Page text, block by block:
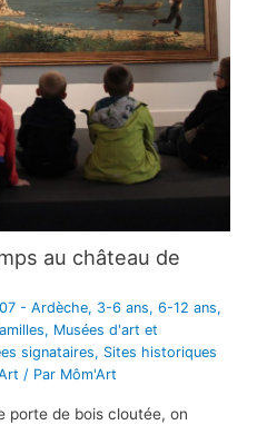
au château de
07 - Ardèche, 3-6 ans, 6-12 ans,
, Musées d'art et
signataires, Sites historiques
/ Par Môm'Art
porte de bois cloutée, on